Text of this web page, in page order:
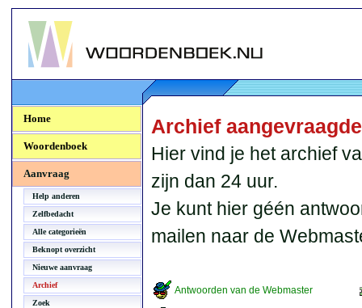
Woordenboek.NU
Home
Woordenboek
Aanvraag
Help anderen
Zelfbedacht
Alle categorieën
Beknopt overzicht
Nieuwe aanvraag
Archief
Zoek
Archief
Hier vind je het archief
zijn dan 24 uur.
Je kunt hier géén
mailen naar de
Antwoorden van de Webmaster